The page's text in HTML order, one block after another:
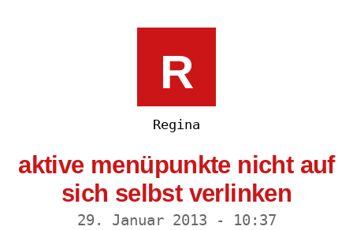
R
Regina
aktive menüpunkte nicht auf
sich selbst verlinken
29. Januar 2013 - 10:37